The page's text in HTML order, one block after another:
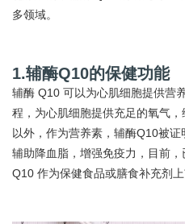
多领域。
1.辅酶Q10的保健功能
辅酶 Q10 可以为心肌细胞提供营
程，为心肌细胞提供充足的氧气
以外，作为营养素，辅酶Q10被证
辅助降血脂，增强免疫力，目前
Q10 作为保健食品或膳食补充剂上